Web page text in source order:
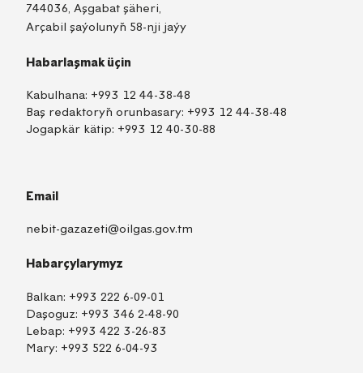
744036, Aşgabat şäheri,
Arçabil şaýolunyň 58-nji jaýy
Habarlaşmak üçin
Kabulhana: +993 12 44-38-48
Baş redaktoryň orunbasary: +993 12 44-38-48
Jogapkär kätip: +993 12 40-30-88
Email
nebit-gazazeti@oilgas.gov.tm
Habarçylarymyz
Balkan: +993 222 6-09-01
Daşoguz: +993 346 2-48-90
Lebap: +993 422 3-26-83
Mary: +993 522 6-04-93